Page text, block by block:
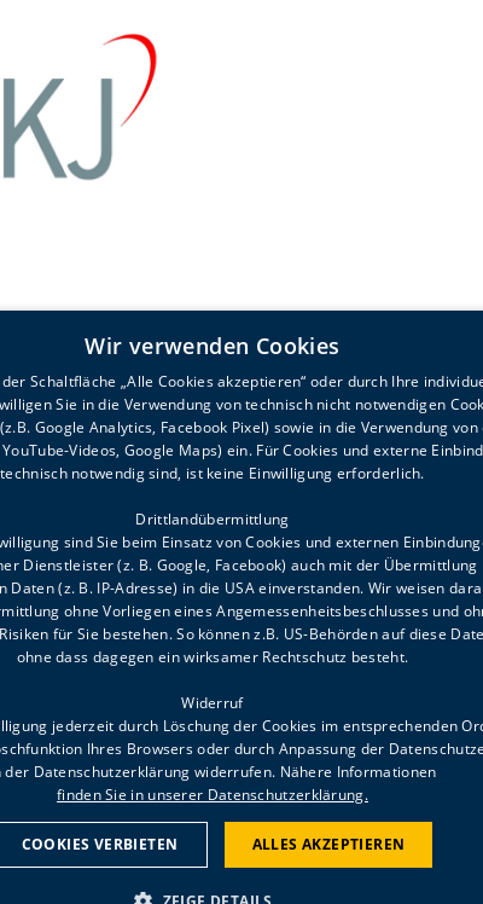
)
FAQ Impressum
JEDE SPENDE ZÄHLT!
IBAN: AT60 5800 0000 1103 0114, BIC:
Wir verwenden Cookies
Schaltfläche „Alle Cookies akzeptieren“ oder durch Ihre
Sie in die Verwendung von technisch nicht notwendigen
Google Analytics, Facebook Pixel) sowie in die Verwendung
Videos, Google Maps) ein. Für Cookies und externe
technisch notwendig sind, ist keine Einwilligung erforderlich.
Drittlandübermittlung
sind Sie beim Einsatz von Cookies und externen
Dienstleister (z. B. Google, Facebook) auch mit der Übermittlung
Daten (z. B. IP-Adresse) in die USA einverstanden. Wir weisen
ohne Vorliegen eines Angemessenheitsbeschlusses und
für Sie bestehen. So können z.B. US-Behörden auf diese
ohne dass dagegen ein wirksamer Rechtschutz besteht.
Widerruf
jederzeit durch Löschung der Cookies im entsprechenden
Ihres Browsers oder durch Anpassung der
der Datenschutzerklärung widerrufen. Nähere Informationen
finden Sie in unserer Datenschutzerklärung.
ALLES AKZEPTIEREN
COOKIES VERBIETEN